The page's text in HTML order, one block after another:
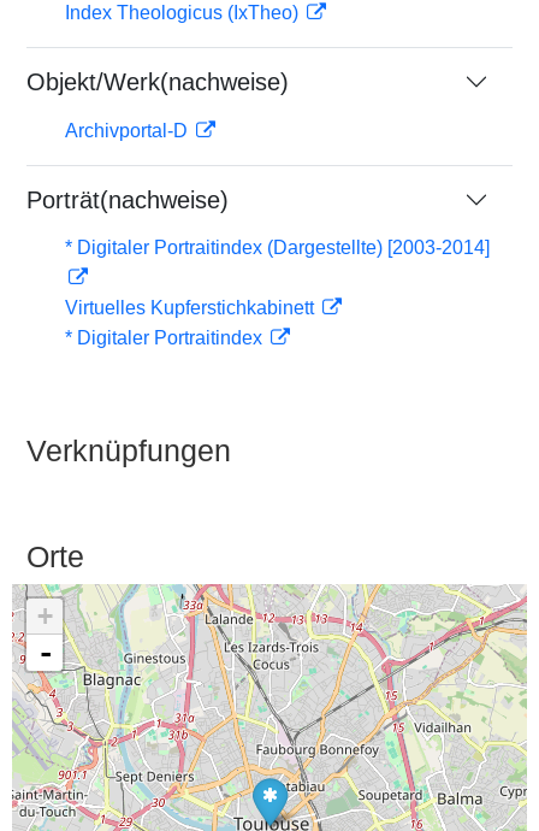
Index Theologicus (IxTheo)
Objekt/Werk(nachweise)
Archivportal-D
Porträt(nachweise)
* Digitaler Portraitindex (Dargestellte) [2003-2014]
Virtuelles Kupferstichkabinett
* Digitaler Portraitindex
Verknüpfungen
Orte
+
-